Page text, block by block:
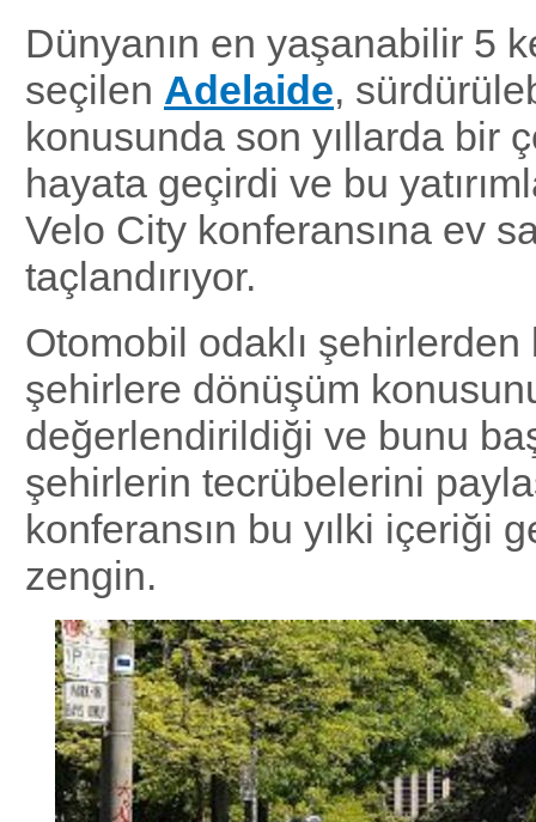
Dünyanın en yaşanabilir 5
seçilen Adelaide,
konusunda son yıllarda bir
hayata geçirdi ve bu
Velo City konferansına ev
taçlandırıyor.
Otomobil odaklı şehirlerden
şehirlere dönüşüm
değerlendirildiği ve bunu
şehirlerin tecrübelerini
konferansın bu yılki içeriği
zengin.